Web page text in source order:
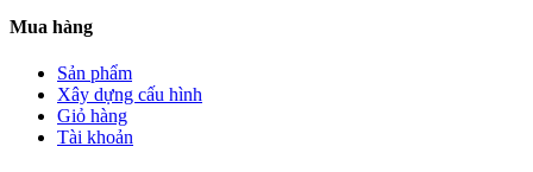
Mua hàng
Sản phẩm
Xây dựng cấu hình
Giỏ hàng
Tài khoản